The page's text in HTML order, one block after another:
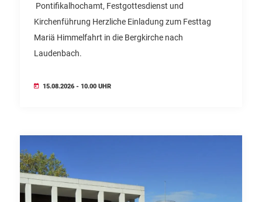
Pontifikalhochamt, Festgottesdienst und
Kirchenführung Herzliche Einladung zum Festtag
Mariä Himmelfahrt in die Bergkirche nach
Laudenbach.
15.08.2026 - 10.00 UHR